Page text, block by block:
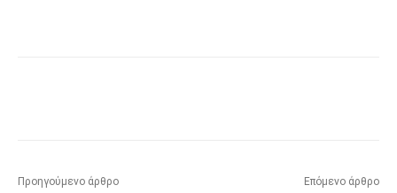
Προηγούμενο άρθρο Επόμενο άρθρο